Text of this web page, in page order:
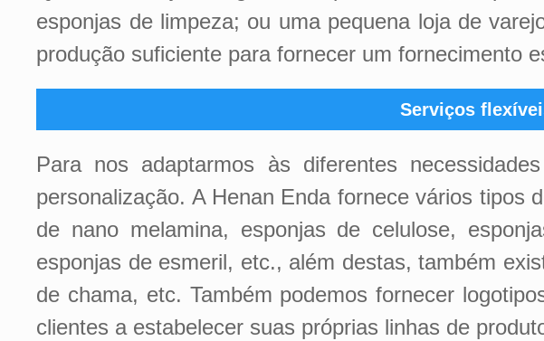
esponjas de limpeza; ou uma pequena loja de
produção suficiente para fornecer um fornecimento
Serviços
Para nos adaptarmos às diferentes
personalização. A Henan Enda fornece vários tipos
de nano melamina, esponjas de celulose,
esponjas de esmeril, etc., além destas, também
de chama, etc. Também podemos fornecer
clientes a estabelecer suas próprias linhas de